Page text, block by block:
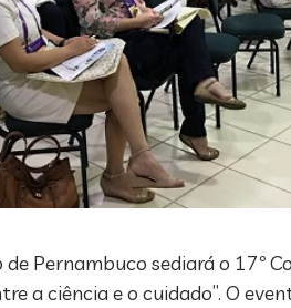
Pernambuco sediará o 17º
a ciência e o cuidado”. O